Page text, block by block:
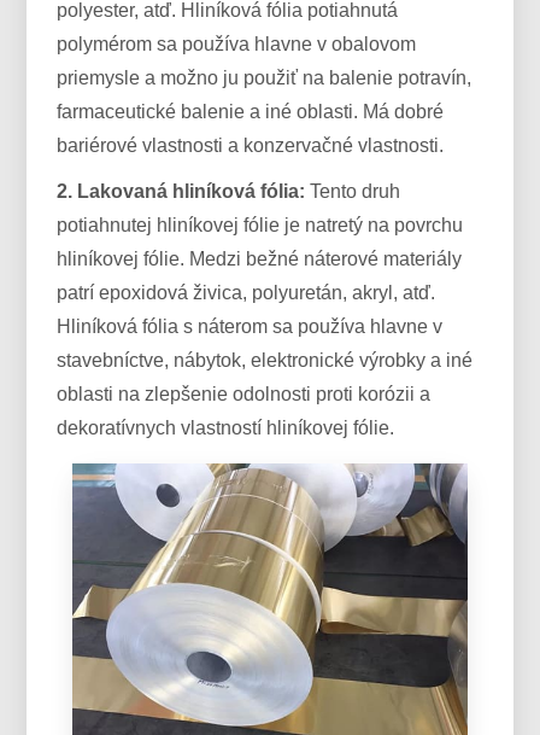
polyester, atď. Hliníková fólia potiahnutá
polymérom sa používa hlavne v obalovom
priemysle a možno ju použiť na balenie potravín,
farmaceutické balenie a iné oblasti. Má dobré
bariérové ​​vlastnosti a konzervačné vlastnosti.
2. Lakovaná hliníková fólia: Tento druh
potiahnutej hliníkovej fólie je natretý na povrchu
hliníkovej fólie. Medzi bežné náterové materiály
patrí epoxidová živica, polyuretán, akryl, atď.
Hliníková fólia s náterom sa používa hlavne v
stavebníctve, nábytok, elektronické výrobky a iné
oblasti na zlepšenie odolnosti proti korózii a
dekoratívnych vlastností hliníkovej fólie.